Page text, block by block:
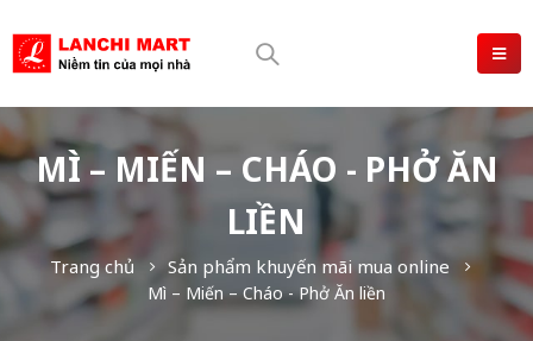
MÌ – MIẾN – CHÁO - PHỞ ĂN
LIỀN
Trang chủ Sản phẩm khuyến mãi mua online
Mì – Miến – Cháo - Phở Ăn liền